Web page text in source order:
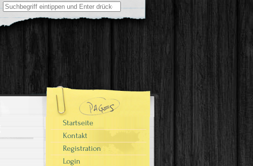
Search
for:
Startseite
Kontakt
Registration
Login